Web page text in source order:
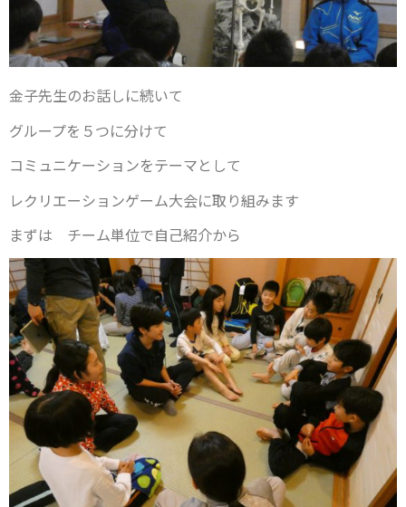
金子先生のお話しに続いて
グループを５つに分けて
コミュニケーションをテーマとして
レクリエーションゲーム大会に取り組みます
まずは チーム単位で自己紹介から